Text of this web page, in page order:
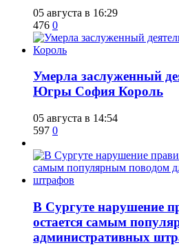
05 августа в 16:29
476 0
​Умерла заслуженный
Югры София Король
05 августа в 14:54
597 0
В Сургуте нарушение
остается самым
административных